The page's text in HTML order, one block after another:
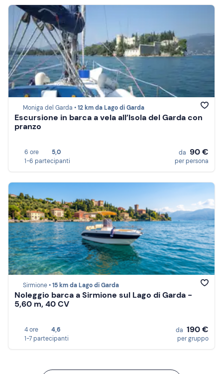
Moniga del Garda •12 km da Lago di Garda
Escursione in barca a vela all’Isola del Garda con
pranzo
6 ore
5,0
1-6 partecipanti
da 90 €
per persona
Sirmione •15 km da Lago di Garda
Noleggio barca a Sirmione sul Lago di Garda -
5,60 m, 40 CV
4 ore
4,6
1-7 partecipanti
da 190 €
per gruppo